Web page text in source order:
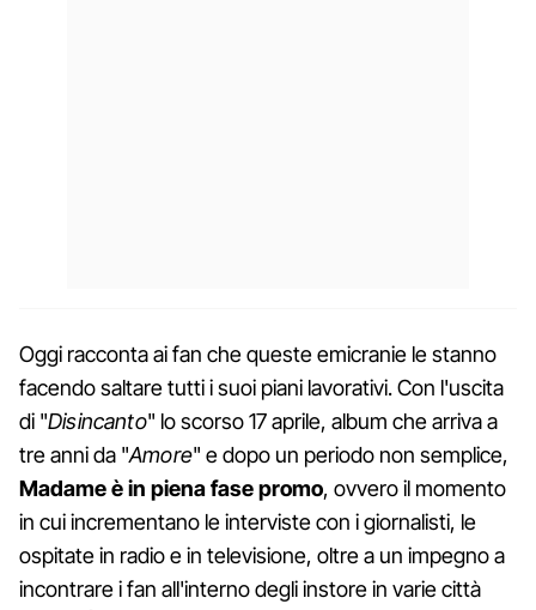
Oggi racconta ai fan che queste emicranie le stanno
facendo saltare tutti i suoi piani lavorativi. Con l'uscita
di "Disincanto" lo scorso 17 aprile, album che arriva a
tre anni da "Amore" e dopo un periodo non semplice,
Madame è in piena fase promo, ovvero il momento
in cui incrementano le interviste con i giornalisti, le
ospitate in radio e in televisione, oltre a un impegno a
incontrare i fan all'interno degli instore in varie città